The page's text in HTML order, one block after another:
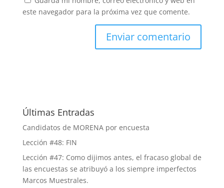
este navegador para la próxima vez que comente.
Últimas Entradas
Candidatos de MORENA por encuesta
Lección #48: FIN
Lección #47: Como dijimos antes, el fracaso global de
las encuestas se atribuyó a los siempre imperfectos
Marcos Muestrales.